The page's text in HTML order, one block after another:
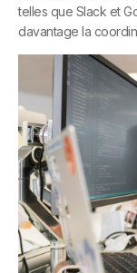
telles que Slack et
davantage la